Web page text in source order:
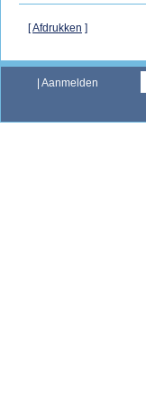
[Afdrukken ]
Aanmelden